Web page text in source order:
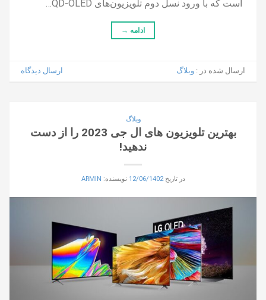
است که با ورود نسل دوم تلویزیون‌های QD-OLED…
ادامه →
ارسال شده در :وبلاگ ارسال دیدگاه
وبلاگ
بهترین تلویزیون های ال جی 2023 را از دست
ندهید!
در تاریخ12/06/1402 نویسنده: ARMIN